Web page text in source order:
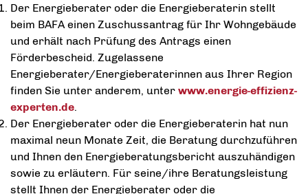
Der Energieberater oder die Energieberaterin stellt
beim BAFA einen Zuschussantrag für Ihr Wohngebäude
und erhält nach Prüfung des Antrags einen
Förderbescheid. Zugelassene
Energieberater/Energieberaterinnen aus Ihrer Region
finden Sie unter anderem, unter www.energie-effizienz-
experten.de.
Der Energieberater oder die Energieberaterin hat nun
maximal neun Monate Zeit, die Beratung durchzuführen
und Ihnen den Energieberatungsbericht auszuhändigen
sowie zu erläutern. Für seine/ihre Beratungsleistung
stellt Ihnen der Energieberater oder die